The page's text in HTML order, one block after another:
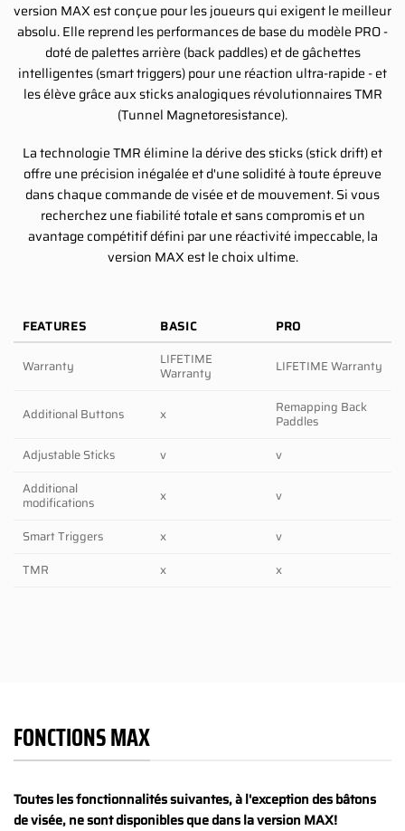
version MAX est conçue pour les joueurs qui exigent le meilleur
absolu. Elle reprend les performances de base du modèle PRO -
doté de palettes arrière (back paddles) et de gâchettes
intelligentes (smart triggers) pour une réaction ultra-rapide - et
les élève grâce aux sticks analogiques révolutionnaires TMR
(Tunnel Magnetoresistance).
La technologie TMR élimine la dérive des sticks (stick drift) et
offre une précision inégalée et d'une solidité à toute épreuve
dans chaque commande de visée et de mouvement. Si vous
recherchez une fiabilité totale et sans compromis et un
avantage compétitif défini par une réactivité impeccable, la
version MAX est le choix ultime.
FEATURES BASIC PRO
Warranty LIFETIME
Warranty LIFETIME Warranty
Additional Buttons x Remapping Back
Paddles
Adjustable Sticks
v
v
Additional
modifications x v
Smart Triggers x
v
TMR
x x
FONCTIONS MAX
Toutes les fonctionnalités suivantes, à l'exception des bâtons
de visée, ne sont disponibles que dans la version MAX!